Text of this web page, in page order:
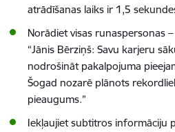
atrādīšanas laiks ir 1,5
Norādiet visas runaspersonas
“Jānis Bērziņš: Savu karjeru
nodrošināt pakalpojuma
Šogad nozarē plānots
pieaugums.”
Iekļaujiet subtitros informāciju